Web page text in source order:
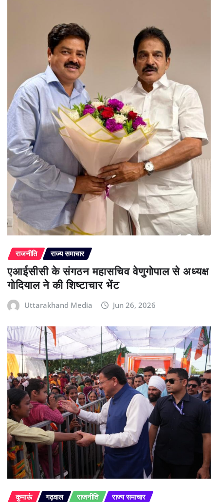
राजनीति राज्य समाचार
एआईसीसी के संगठन महासचिव वेणुगोपाल से अध्यक्ष
गोदियाल ने की शिष्टाचार भेंट
Uttarakhand Media Jun 26, 2026
कुमाऊं गढ़वाल राजनीति राज्य समाचार